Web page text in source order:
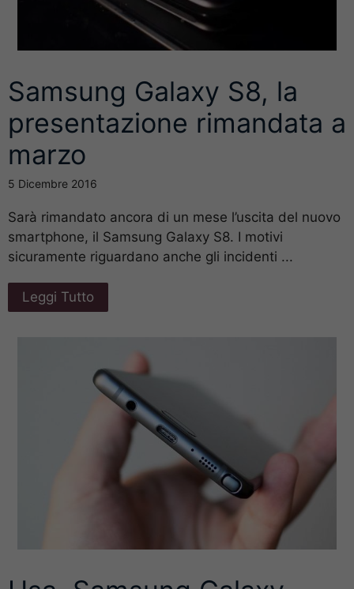
Samsung Galaxy S8, la
presentazione rimandata a
marzo
5 Dicembre 2016
Sarà rimandato ancora di un mese l’uscita del nuovo
smartphone, il Samsung Galaxy S8. I motivi
sicuramente riguardano anche gli incidenti ...
Leggi Tutto